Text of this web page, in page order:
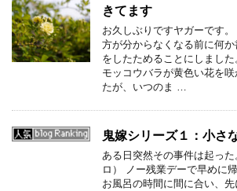
きてます
お久しぶりですヤガーです
方が分からなくなる前に何
をしたためることにしまし
モッコウバラが黄色い花を
たが、いつのま …
鬼嫁シリーズ１：小さ
ある日突然その事件は起っ
ロ） ノー残業デーで早めに
お風呂の時間に間に合い、